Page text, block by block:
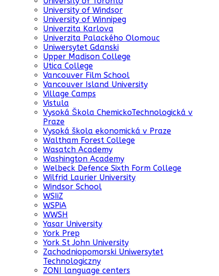
University of Windsor
University of Winnipeg
Univerzita Karlova
Univerzita Palackého Olomouc
Uniwersytet Gdanski
Upper Madison College
Utica College
Vancouver Film School
Vancouver Island University
Village Camps
Vistula
Vysoká Škola ChemickoTechnologická v
Praze
Vysoká škola ekonomická v Praze
Waltham Forest College
Wasatch Academy
Washington Academy
Welbeck Defence Sixth Form College
Wilfrid Laurier University
Windsor School
WSIiZ
WSPiA
WWSH
Yasar University
York Prep
York St John University
Zachodniopomorski Uniwersytet
Technologiczny
ZONI language centers